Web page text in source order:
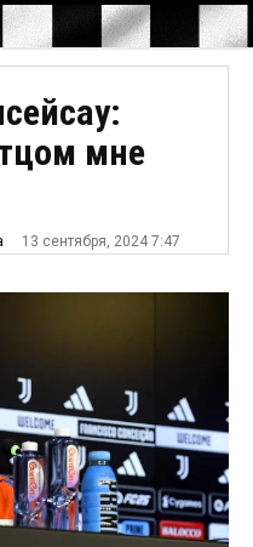
мне
13 сентября, 2024 7:47